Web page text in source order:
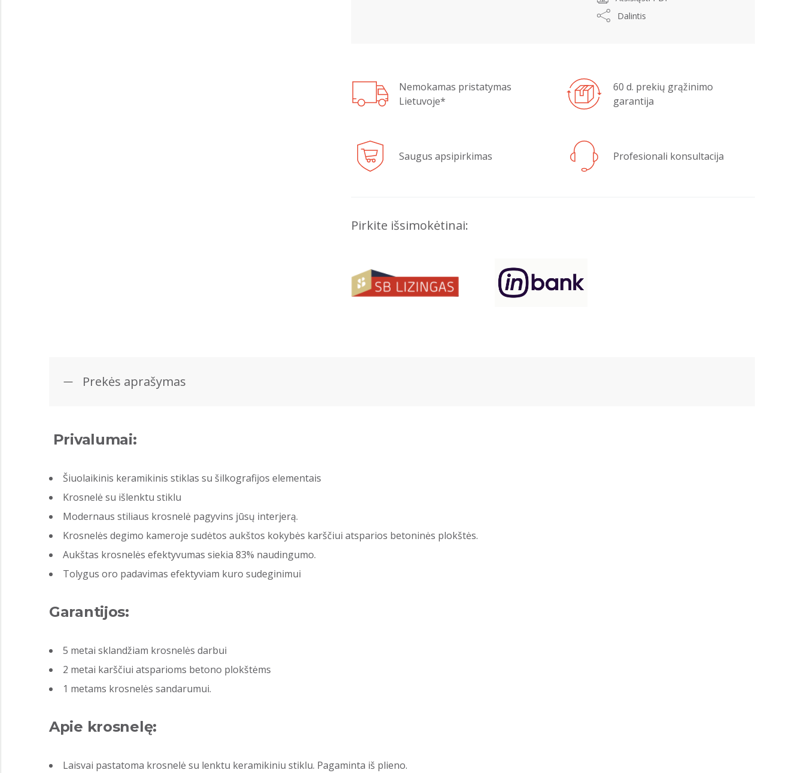
Dalintis
Nemokamas pristatymas
Lietuvoje*
60 d. prekių grąžinimo
garantija
Saugus apsipirkimas Profesionali konsultacija
Pirkite išsimokėtinai:
Prekės aprašymas
Privalumai:
Šiuolaikinis keramikinis stiklas su šilkografijos elementais
Krosnelė su išlenktu stiklu
Modernaus stiliaus krosnelė pagyvins jūsų interjerą.
Krosnelės degimo kameroje sudėtos aukštos kokybės karščiui atsparios betoninės plokštės.
Aukštas krosnelės efektyvumas siekia 83% naudingumo.
Tolygus oro padavimas efektyviam kuro sudeginimui
Garantijos:
5 metai sklandžiam krosnelės darbui
2 metai karščiui atsparioms betono plokštėms
1 metams krosnelės sandarumui.
Apie krosnelę:
Laisvai pastatoma krosnelė su lenktu keramikiniu stiklu. Pagaminta iš plieno.